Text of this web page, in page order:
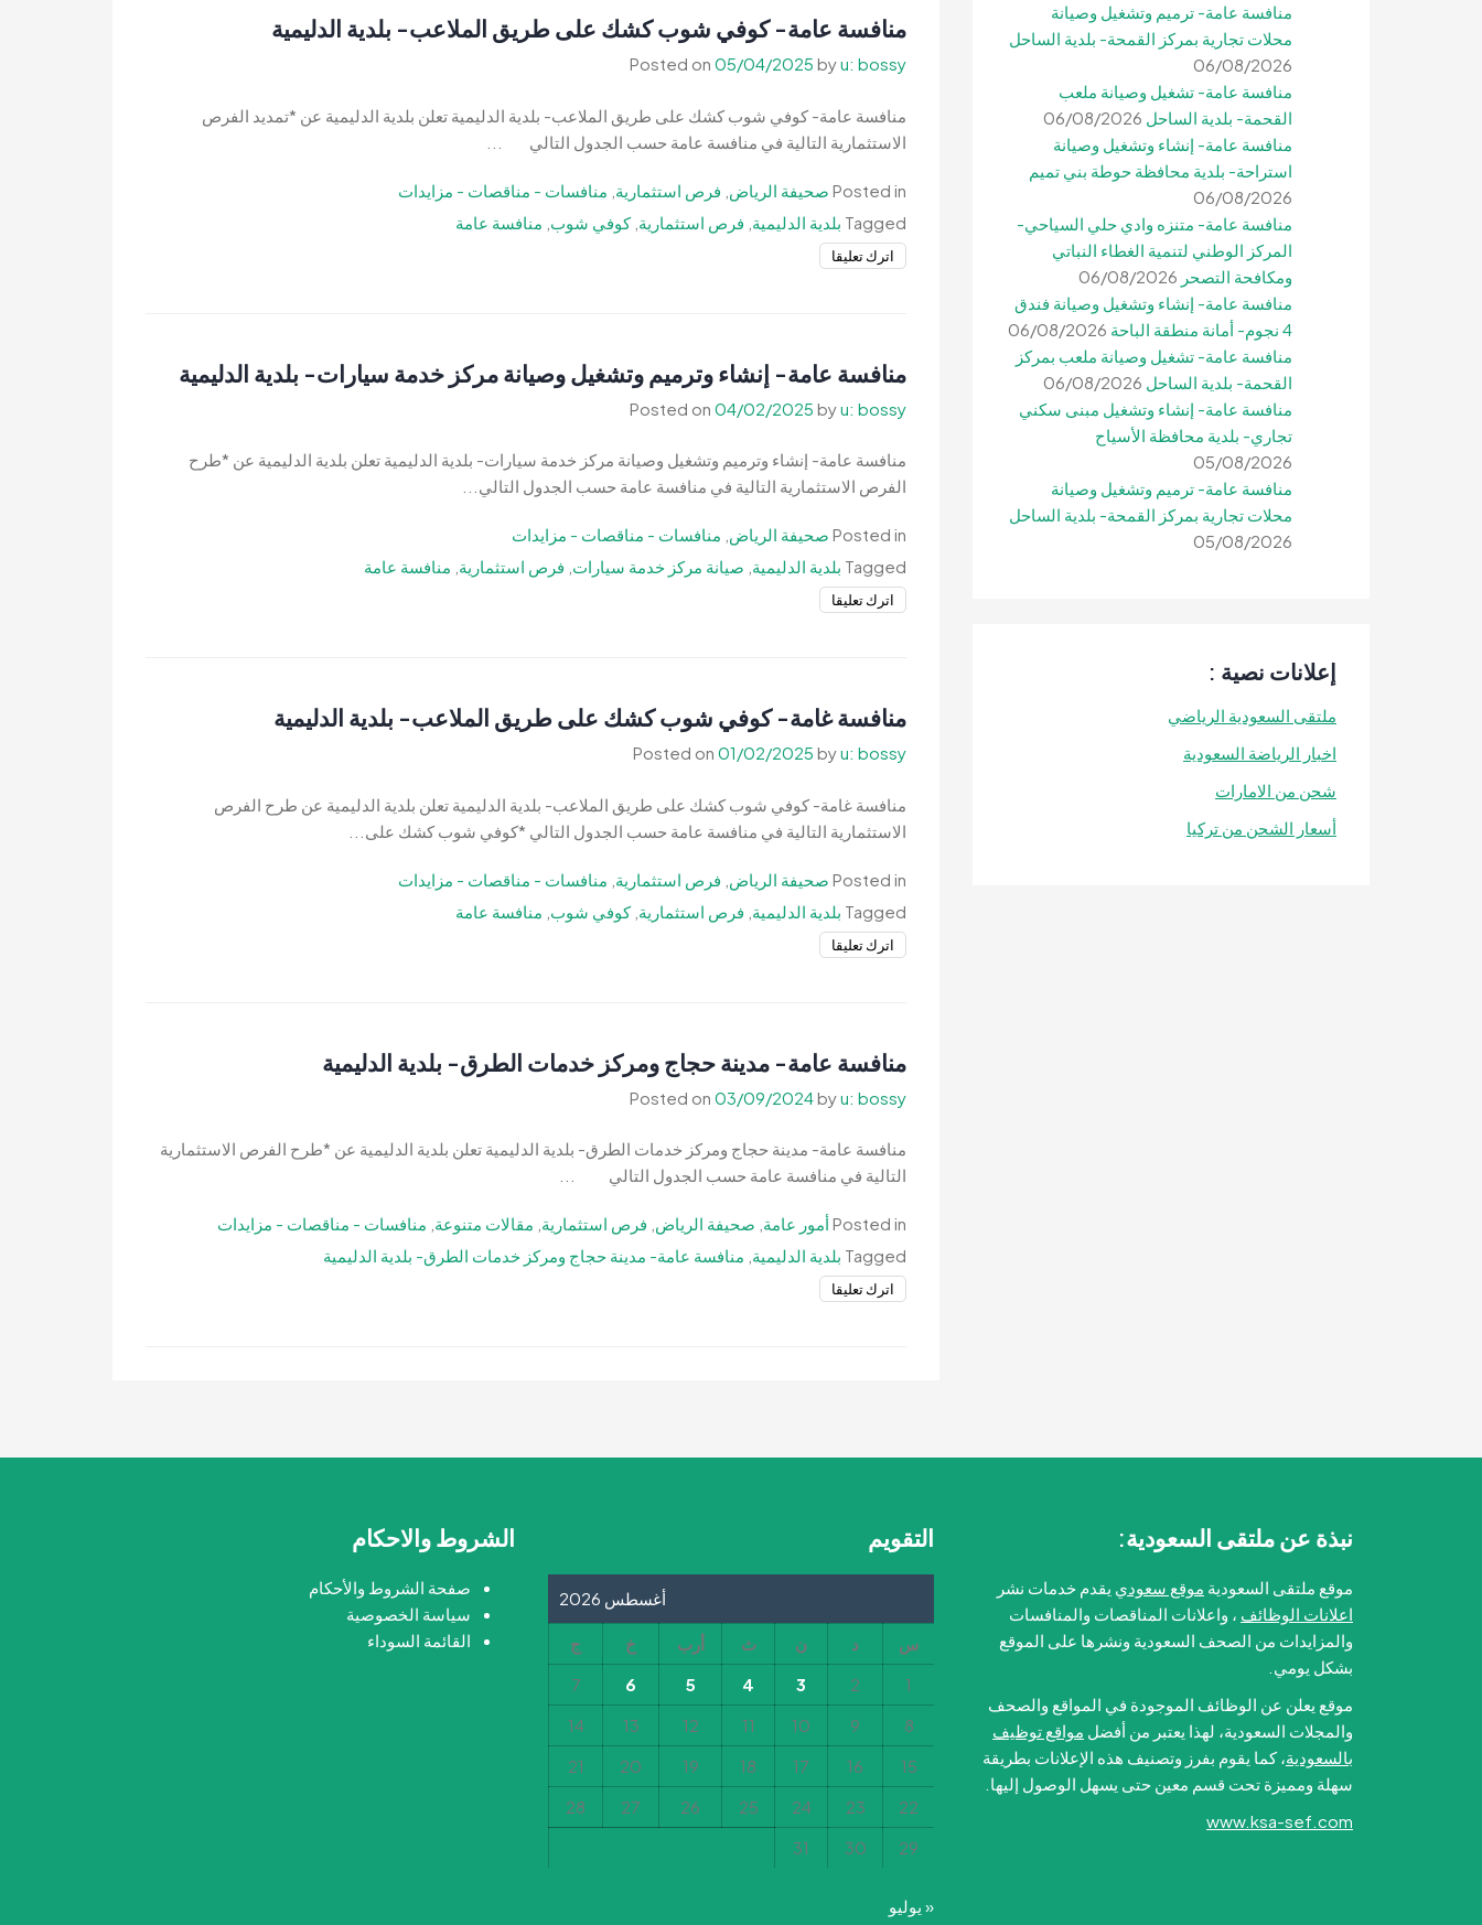
شوب
على
طريق
سلمان-
بلدية
منافسة عامة- كوفي شوب كشك على طريق الملاعب- بلدية الدليمية
Posted on 05/04/2025 byu: bossy
منافسة عامة- كوفي شوب كشك على طريق الملاعب- بلدية الدليمية تعلن بلدية الدليمية عن *تمديد الفرص
الاستثمارية التالية في منافسة عامة حسب الجدول التالي ...
Posted in صحيفة الرياض فرص استثمارية منافسات - مناقصات - مزايدات
Tagged بلدية الدليمية فرص استثمارية ,كوفي شوب منافسة عامة
اترك تعليقا
كشك
على
الملاعب-
بلدية
منافسة عامة- إنشاء وترميم وتشغيل وصيانة مركز خدمة سيارات- بلدية الدليمية
Posted on 04/02/2025 byu: bossy
منافسة عامة- إنشاء وترميم وتشغيل وصيانة مركز خدمة سيارات- بلدية الدليمية تعلن بلدية الدليمية عن *طرح
الفرص الاستثمارية التالية في منافسة عامة حسب الجدول التالي...
Posted in صحيفة الرياض منافسات - مناقصات - مزايدات
Tagged بلدية الدليمية صيانة مركز خدمة سيارات فرص استثمارية منافسة عامة
اترك تعليقا
وترميم
وتشغيل
وصيانة
خدمة
سيارات-
الدليمية
منافسة غامة- كوفي شوب كشك على طريق الملاعب- بلدية الدليمية
Posted on 01/02/2025 byu: bossy
منافسة غامة- كوفي شوب كشك على طريق الملاعب- بلدية الدليمية تعلن بلدية الدليمية عن طرح الفرص
الاستثمارية التالية في منافسة عامة حسب الجدول التالي *كوفي شوب كشك على...
Posted in صحيفة الرياض فرص استثمارية منافسات - مناقصات - مزايدات
Tagged بلدية الدليمية فرص استثمارية ,كوفي شوب منافسة عامة
اترك تعليقا
كشك
على
الملاعب-
بلدية
منافسة عامة- مدينة حجاج ومركز خدمات الطرق- بلدية الدليمية
Posted on 03/09/2024byu: bossy
منافسة عامة- مدينة حجاج ومركز خدمات الطرق- بلدية الدليمية تعلن بلدية الدليمية عن *طرح الفرص الاستثمارية
التالية في منافسة عامة حسب الجدول التالي ...
Posted inأمور عامة صحيفة الرياض فرص استثمارية مقالات متنوعة منافسات - مناقصات - مزايدات
Tagged بلدية الدليمية منافسة عامة- مدينة حجاج ومركز خدمات الطرق- بلدية الدليمية
اترك تعليقا
منافسة عامة- ترميم وتشغيل وصيانة
محلات تجارية بمركز القمحة- بلدية الساحل
06/08/2026
منافسة عامة- تشغيل وصيانة ملعب
القحمة- بلدية الساحل 06/08/2026
منافسة عامة- إنشاء وتشغيل وصيانة
استراحة- بلدية محافظة حوطة بني تميم
06/08/2026
منافسة عامة- متنزه وادي حلي السياحي-
المركز الوطني لتنمية الغطاء النباتي
ومكافحة التصحر 06/08/2026
منافسة عامة- إنشاء وتشغيل وصيانة فندق
4 نجوم- أمانة منطقة الباحة
06/08/2026
منافسة عامة- تشغيل وصيانة ملعب بمركز
القحمة- بلدية الساحل 06/08/2026
منافسة عامة- إنشاء وتشغيل مبنى سكني
تجاري- بلدية محافظة الأسياح
05/08/2026
منافسة عامة- ترميم وتشغيل وصيانة
محلات تجارية بمركز القمحة- بلدية الساحل
05/08/2026
إعلانات نصية :
ملتقى السعودية الرياضي
اخبار الرياضة السعودية
شحن من الامارات
أسعار الشحن من تركيا
الشروط والاحكام
صفحة الشروط والأحكام
سياسة الخصوصية
القائمة السوداء
التقويم
أغسطس 2026
س د ن ث أرب خ
ج
1
2
3
4
5
6
7
8
9
10
11
12
13
14
15
16
17
18
19
20
21
22
23
24
25
26
27
28
29
30
31
« يوليو
نبذة عن ملتقى السعودية:
موقع ملتقى السعودية موقع سعودي يقدم خدمات نشر
اعلانات الوظائف ، واعلانات المناقصات والمنافسات
والمزايدات من الصحف السعودية ونشرها على الموقع
بشكل يومي.
موقع يعلن عن الوظائف الموجودة في المواقع والصحف
والمجلات السعودية، لهذا يعتبر من أفضل مواقع توظيف
بالسعودية، كما يقوم بفرز وتصنيف هذه الإعلانات بطريقة
سهلة ومميزة تحت قسم معين حتى يسهل الوصول إليها.
www.ksa-sef.com